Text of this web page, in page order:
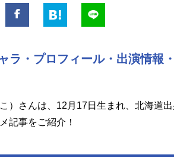
アニメ映画一覧
男性声優/女性声優一覧
ラ・プロフィール・出演情報
）さんは、12月17日生まれ、北海道
記事をご紹介！